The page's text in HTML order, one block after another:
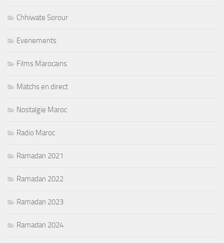
Chhiwate Sorour
Evenements
Films Marocains
Matchs en direct
Nostalgie Maroc
Radio Maroc
Ramadan 2021
Ramadan 2022
Ramadan 2023
Ramadan 2024